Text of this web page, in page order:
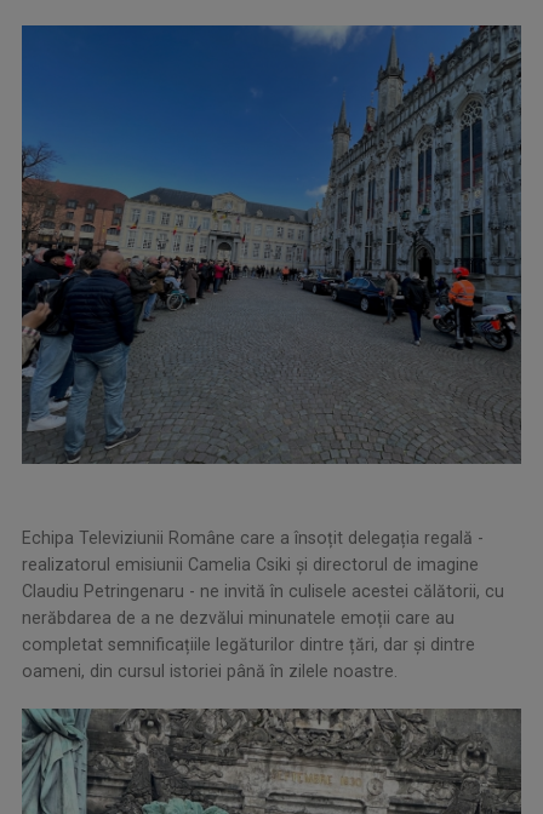
Echipa Televiziunii Române care a însoțit delegația regală -
realizatorul emisiunii Camelia Csiki și directorul de imagine
Claudiu Petringenaru - ne invită în culisele acestei călătorii, cu
nerăbdarea de a ne dezvălui minunatele emoții care au
completat semnificațiile legăturilor dintre țări, dar și dintre
oameni, din cursul istoriei până în zilele noastre.